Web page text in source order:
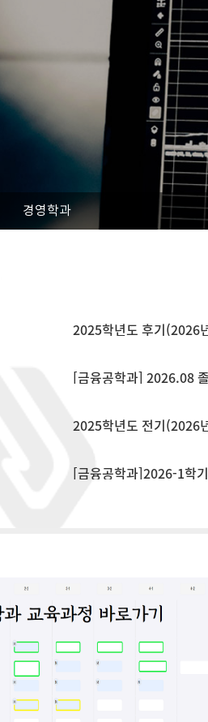
경영학과
2025학년도 후기(2026
[금융공학과] 2026.08
2025학년도 전기(2026
[금융공학과]2026-1학